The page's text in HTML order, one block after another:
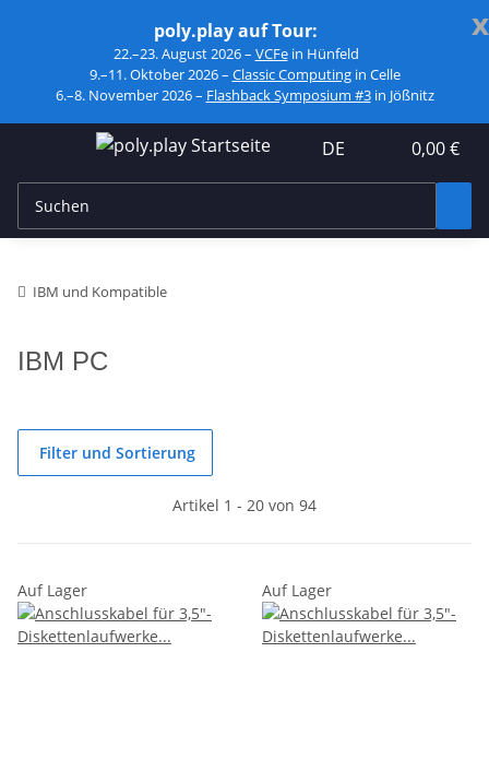
x
poly.play auf Tour:
22.–23. August 2026 – VCFein Hünfeld
9.–11. Oktober 2026 – Classic Computingin Celle
6.–8. November 2026 – Flashback Symposium #3in Jößnitz
DE 0,00 €
IBM und Kompatible
IBM PC
Filter und Sortierung
Artikel 1 - 20 von 94
Auf Lager Auf Lager